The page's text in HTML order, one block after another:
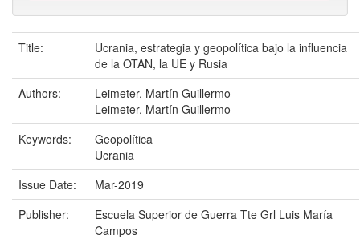
Title:
Ucrania, estrategia y geopolítica bajo la influencia
de la OTAN, la UE y Rusia
Authors:
Leimeter, Martín Guillermo
Leimeter, Martín Guillermo
Keywords:
Geopolítica
Ucrania
Issue Date:
Mar-2019
Publisher:
Escuela Superior de Guerra Tte Grl Luis María
Campos